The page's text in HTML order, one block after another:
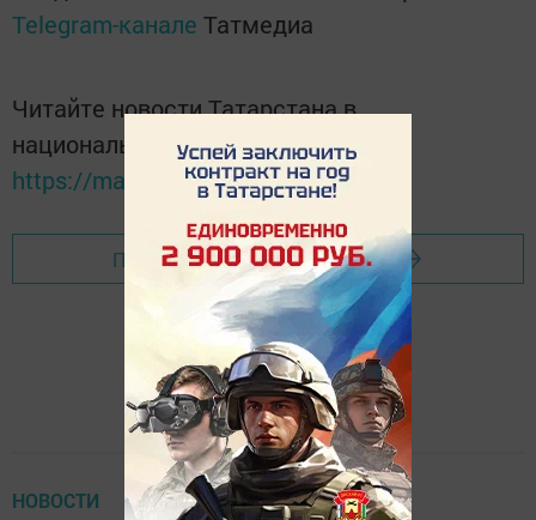
Telegram-канале Татмедиа
Читайте новости Татарстана в
национальном мессенджере MАХ:
https://max.ru/tatmedia
Перейти на страницу новости
НОВОСТИ